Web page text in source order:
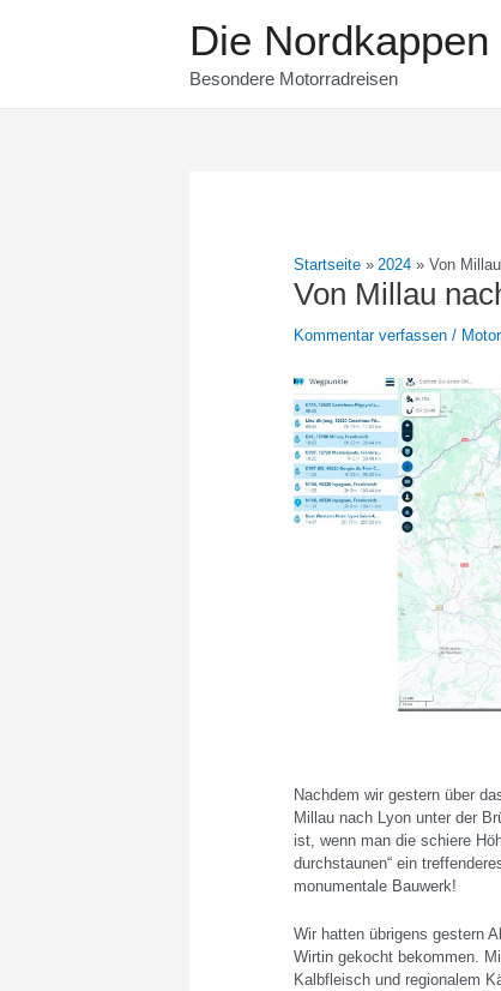
Die Nordkappen
Besondere Motorradreisen
Startseite 2024 Von
Von Millau
Kommentar verfassen /
Nachdem wir gestern über
Millau nach Lyon unter der
ist, wenn man die schiere
durchstaunen“ ein
monumentale Bauwerk!
Wir hatten übrigens gestern
Wirtin gekocht bekommen.
Kalbfleisch und regionalem